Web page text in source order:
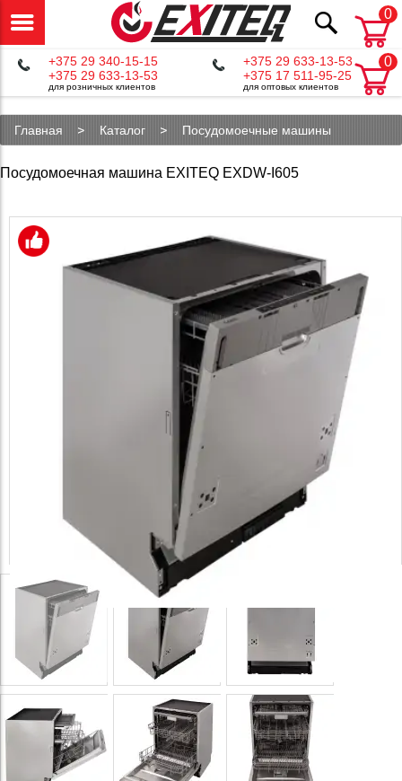
0
0
+375 29 340-15-15
+375 29 633-13-53
для розничных клиентов
+375 29 633-13-53
+375 17 511-95-25
для оптовых клиентов
Главная Каталог Посудомоечные машины
Посудомоечная машина EXITEQ EXDW-I605